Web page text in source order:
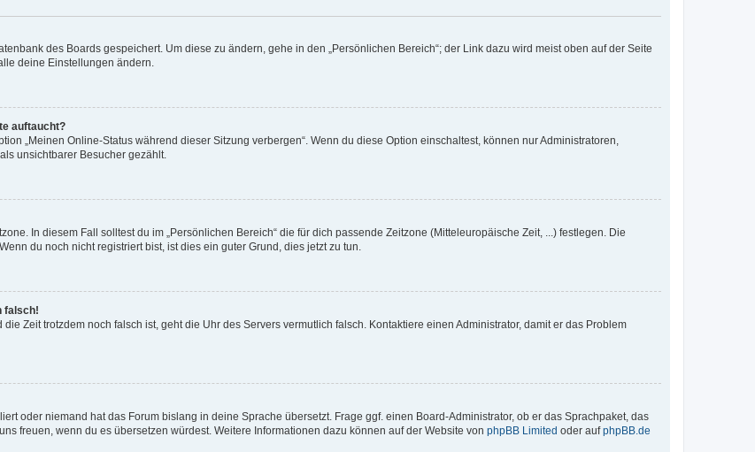
des Boards gespeichert. Um diese zu ändern, gehe in den „Persönlichen Bereich“; der Link dazu wird meist oben auf der Seite
deine Einstellungen ändern.
auftaucht?
„Meinen Online-Status während dieser Sitzung verbergen“. Wenn du diese Option einschaltest, können nur Administratoren,
unsichtbarer Besucher gezählt.
In diesem Fall solltest du im „Persönlichen Bereich“ die für dich passende Zeitzone (Mitteleuropäische Zeit, ...) festlegen. Die
du noch nicht registriert bist, ist dies ein guter Grund, dies jetzt zu tun.
falsch!
Zeit trotzdem noch falsch ist, geht die Uhr des Servers vermutlich falsch. Kontaktiere einen Administrator, damit er das Problem
oder niemand hat das Forum bislang in deine Sprache übersetzt. Frage ggf. einen Board-Administrator, ob er das Sprachpaket, das
freuen, wenn du es übersetzen würdest. Weitere Informationen dazu können auf der Website von phpBB Limited oder aufphpBB.de